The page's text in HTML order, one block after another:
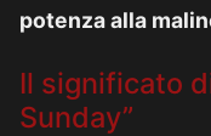
potenza alla
Il significato
Sunday”